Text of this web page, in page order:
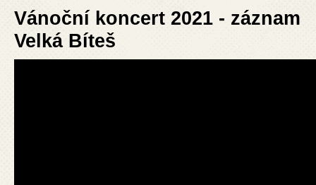
Vánoční koncert 2021 - záznam
Velká Bíteš